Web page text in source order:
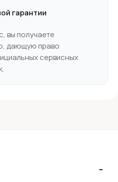
гарантии
вы получаете
дающую право
сервисных
-